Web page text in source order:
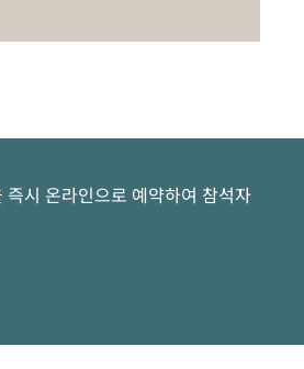
시 온라인으로 예약하여 참석자